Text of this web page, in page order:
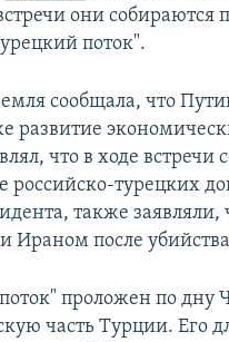
они собираются
поток".
сообщала, что
развитие
что в ходе встречи
турецких
также заявляли,
после
проложен по дну
часть Турции. Его